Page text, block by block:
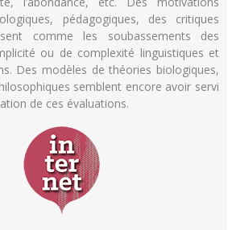
pédagogiques, des critiques
comme les soubassements des
ou de complexité linguistiques et
Des modèles de théories biologiques,
semblent encore avoir servi
de ces évaluations.